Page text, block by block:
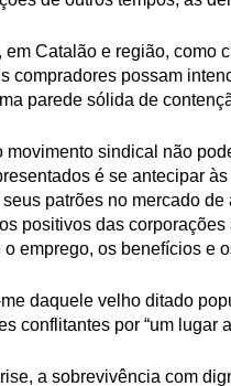
em Catalão e região, como
compradores possam
parede sólida de
movimento sindical não
é se antecipar
seus patrões no mercado
positivos das
o emprego, os benefícios e
daquele velho ditado
conflitantes por “um lugar
a sobrevivência com